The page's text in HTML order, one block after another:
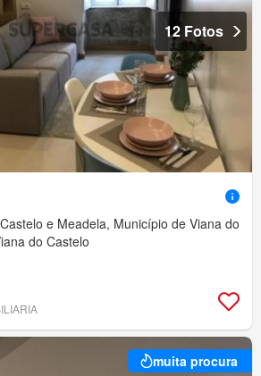
12 Fotos
e Meadela, Município de Viana do
do Castelo
muita procura